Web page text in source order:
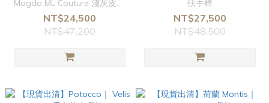
Magda ML Couture 淺灰皮革
餐椅
NT$24,500
NT$47,200
扶手椅
NT$27,500
NT$48,500